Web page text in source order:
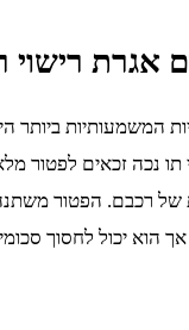
אגרת רישוי
המשמעותיות ביותר
תו נכה זכאים לפטור
של רכבם. הפטור
אך הוא יכול לחסוך